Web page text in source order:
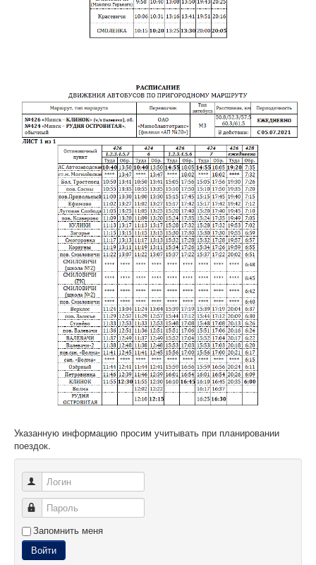
Указанную информацию просим учитывать при планировании
поездок.
Логин
Пароль
Запомнить меня
Войти